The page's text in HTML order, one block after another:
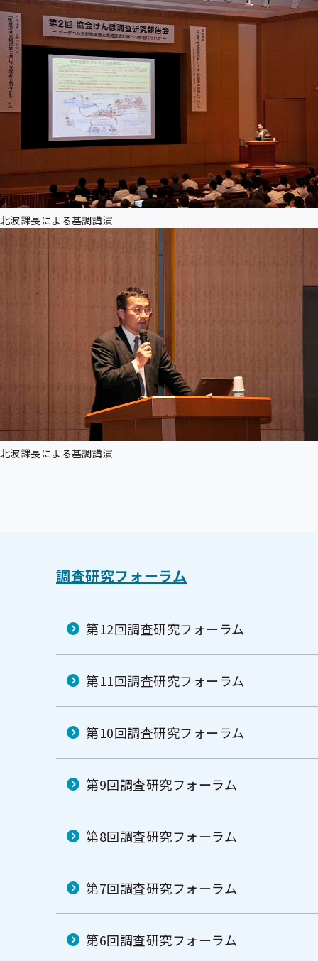
北波課長による基調講演
北波課長による基調講演
調査研究フォーラム
第12回調査研究フォーラム
第11回調査研究フォーラム
第10回調査研究フォーラム
第9回調査研究フォーラム
第8回調査研究フォーラム
第7回調査研究フォーラム
第6回調査研究フォーラム